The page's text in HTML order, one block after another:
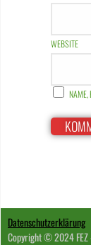
WEBSITE
NAME,
Datenschutzerklärung
Copyright © 2024